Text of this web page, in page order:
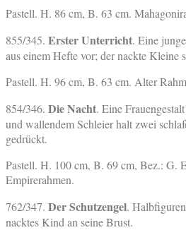
Pastell. H. 86 cm, B. 63 cm.
855/345. Erster Unterricht. Eine
aus einem Hefte vor; der nackte Kleine
Pastell. H. 96 cm, B. 63 cm. Alter
854/346. Die Nacht. Eine
und wallendem Schleier halt zwei
gedrückt.
Pastell. H. 100 cm, B. 69 cm, Bez.: G.
Empirerahmen.
762/347. Der Schutzengel.
nacktes Kind an seine Brust.